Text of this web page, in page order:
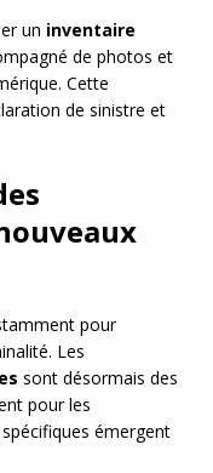
un inventaire
de photos et
Cette
de sinistre et
pour
Les
sont désormais des
pour les
émergent